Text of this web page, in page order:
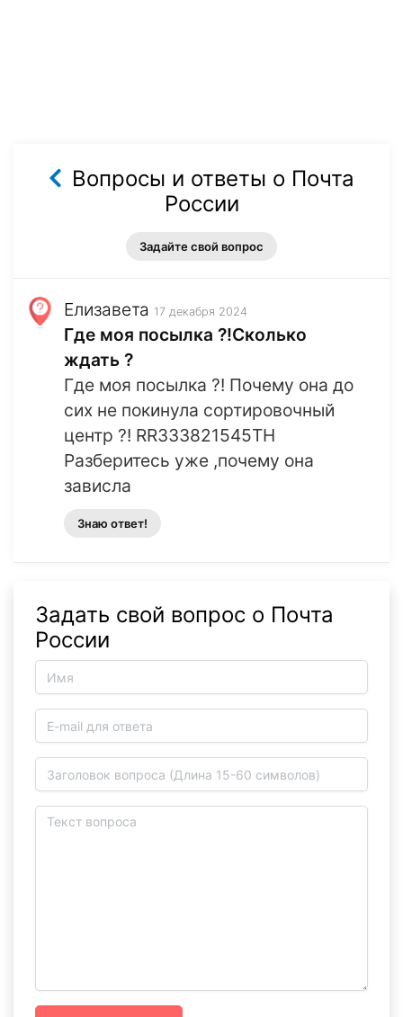
Вопросы и ответы о Почта
России
Задайте свой вопрос
Елизавета 17 декабря 2024
Где моя посылка ?!Сколько
ждать ?
Где моя посылка ?! Почему она до
сих не покинула сортировочный
центр ?! RR333821545TH
Разберитесь уже ,почему она
зависла
Знаю ответ!
Задать свой вопрос о Почта
России